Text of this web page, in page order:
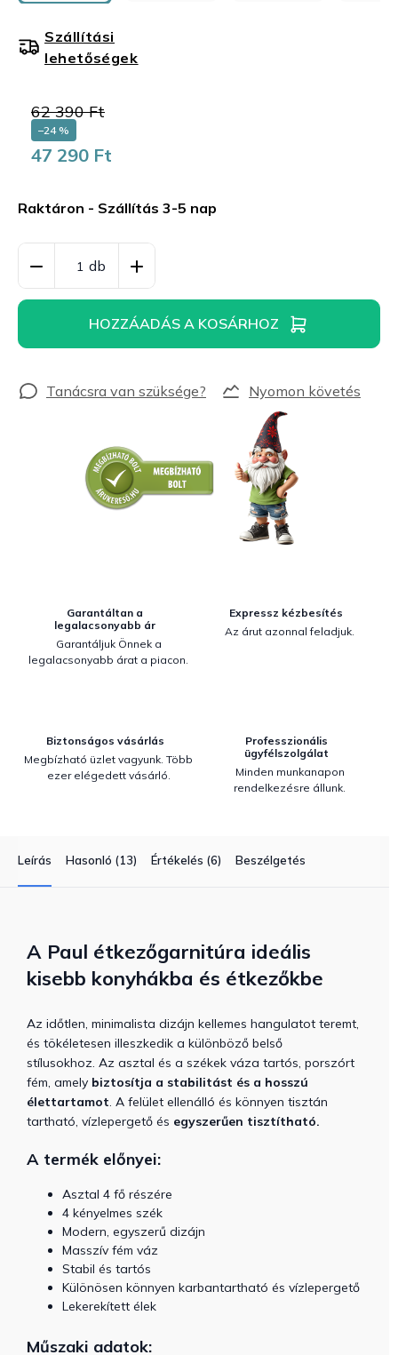
62 390 Ft
–24 %
47 290 Ft
Raktáron - Szállítás 3-5 nap
Szállítási
lehetőségek
HOZZÁADÁS A KOSÁRHOZ
Nyomon követés
Garantáltan a
legalacsonyabb ár
Garantáljuk Önnek a
legalacsonyabb árat a piacon.
Expressz kézbesítés
Az árut azonnal feladjuk.
Biztonságos vásárlás
Megbízható üzlet vagyunk. Több
ezer elégedett vásárló.
Professzionális
ügyfélszolgálat
Minden munkanapon
rendelkezésre állunk.
Leírás Hasonló (13) Értékelés (6) Beszélgetés
A Paul étkezőgarnitúra ideális
kisebb konyhákba és étkezőkbe
Az időtlen, minimalista dizájn kellemes hangulatot teremt,
és tökéletesen illeszkedik a különböző belső
stílusokhoz. Az asztal és a székek váza tartós, porszórt
fém, amely biztosítja a stabilitást és a hosszú
élettartamot. A felület ellenálló és könnyen tisztán
tartható, vízlepergető és egyszerűen tisztítható.
A termék előnyei:
Asztal 4 fő részére
4 kényelmes szék
Modern, egyszerű dizájn
Masszív fém váz
Stabil és tartós
Különösen könnyen karbantartható és vízlepergető
Lekerekített élek
Műszaki adatok: